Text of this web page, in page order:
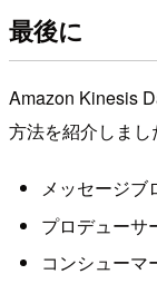
最後に
Amazon Kinesis
方法を紹介しまし
メッセージブ
プロデューサ
コンシューマ